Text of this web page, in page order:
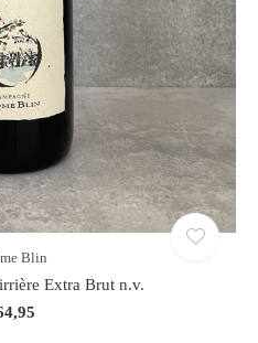
Blin
Extra Brut n.v.